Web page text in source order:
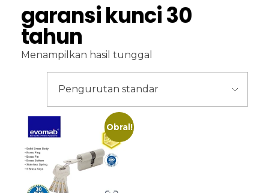
garansi kunci 30
tahun
Menampilkan hasil tunggal
Obral!